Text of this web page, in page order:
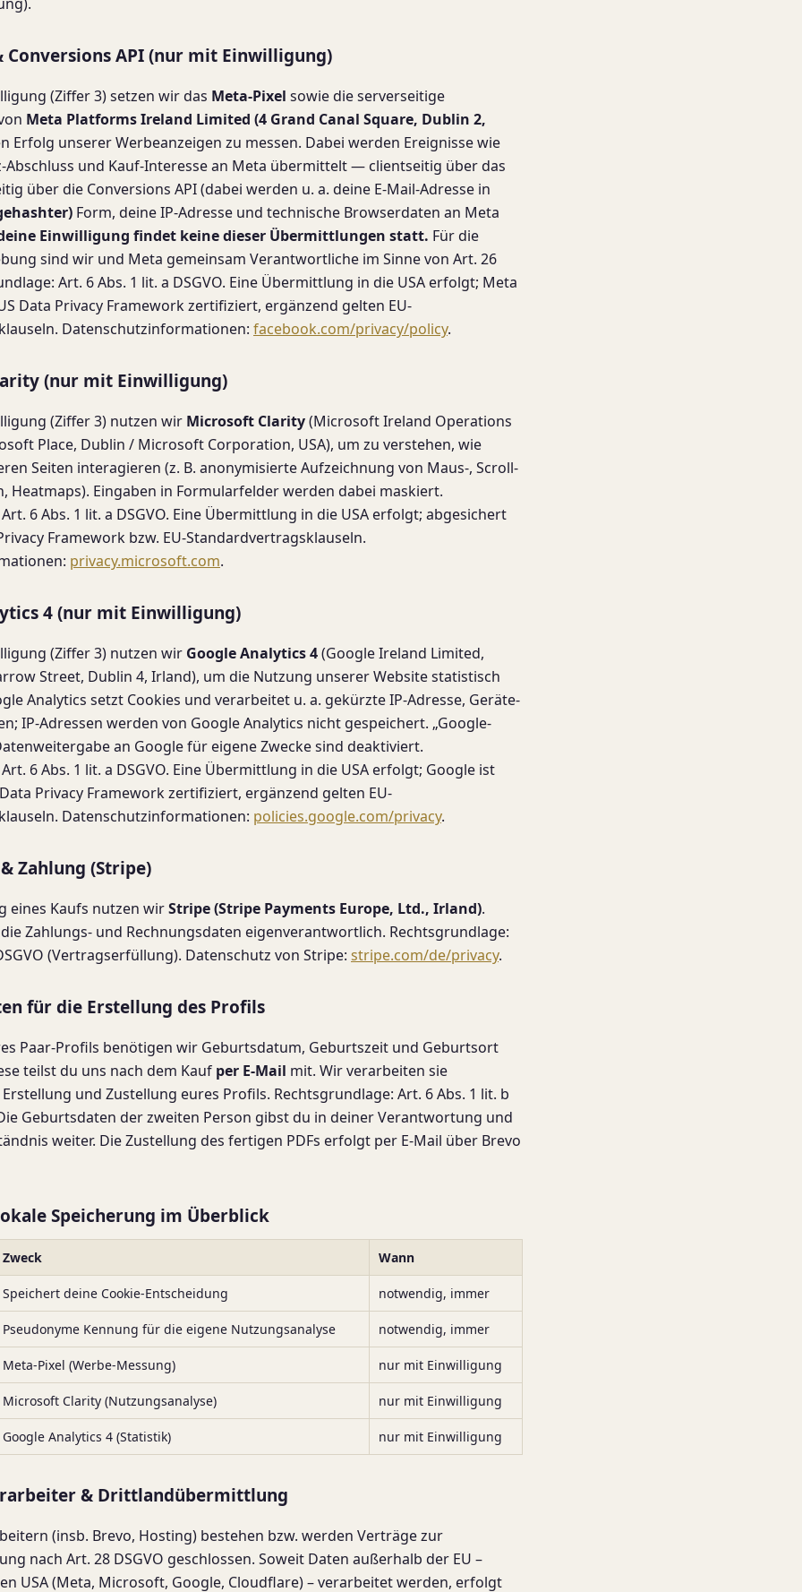
Conversions API (nur mit Einwilligung)
(Ziffer 3) setzen wir das Meta-Pixel sowie die serverseitige
Meta Platforms Ireland Limited (4 Grand Canal Square, Dublin 2,
Erfolg unserer Werbeanzeigen zu messen. Dabei werden Ereignisse wie
Abschluss und Kauf-Interesse an Meta übermittelt — clientseitig über das
über die Conversions API (dabei werden u. a. deine E-Mail-Adresse in
Form, deine IP-Adresse und technische Browserdaten an Meta
Einwilligung findet keine dieser Übermittlungen statt. Für die
sind wir und Meta gemeinsam Verantwortliche im Sinne von Art. 26
Art. 6 Abs. 1 lit. a DSGVO. Eine Übermittlung in die USA erfolgt; Meta
Data Privacy Framework zertifiziert, ergänzend gelten EU-
Datenschutzinformationen: facebook.com/privacy/policy.
(nur mit Einwilligung)
(Ziffer 3) nutzen wir Microsoft Clarity(Microsoft Ireland Operations
Place, Dublin / Microsoft Corporation, USA), um zu verstehen, wie
Seiten interagieren (z. B. anonymisierte Aufzeichnung von Maus-, Scroll-
Heatmaps). Eingaben in Formularfelder werden dabei maskiert.
6 Abs. 1 lit. a DSGVO. Eine Übermittlung in die USA erfolgt; abgesichert
Framework bzw. EU-Standardvertragsklauseln.
privacy.microsoft.com.
4 (nur mit Einwilligung)
(Ziffer 3) nutzen wir Google Analytics 4(Google Ireland Limited,
Street, Dublin 4, Irland), um die Nutzung unserer Website statistisch
Analytics setzt Cookies und verarbeitet u. a. gekürzte IP-Adresse, Geräte-
IP-Adressen werden von Google Analytics nicht gespeichert. „Google-
an Google für eigene Zwecke sind deaktiviert.
6 Abs. 1 lit. a DSGVO. Eine Übermittlung in die USA erfolgt; Google ist
Privacy Framework zertifiziert, ergänzend gelten EU-
Datenschutzinformationen: policies.google.com/privacy.
Zahlung (Stripe)
eines Kaufs nutzen wirStripe (Stripe Payments Europe, Ltd., Irland).
Zahlungs- und Rechnungsdaten eigenverantwortlich. Rechtsgrundlage:
(Vertragserfüllung). Datenschutz von Stripe: stripe.com/de/privacy.
für die Erstellung des Profils
Paar-Profils benötigen wir Geburtsdatum, Geburtszeit und Geburtsort
teilst du uns nach dem Kauf per E-Mail mit. Wir verarbeiten sie
und Zustellung eures Profils. Rechtsgrundlage: Art. 6 Abs. 1 lit. b
Geburtsdaten der zweiten Person gibst du in deiner Verantwortung und
weiter. Die Zustellung des fertigen PDFs erfolgt per E-Mail über Brevo
Speicherung im Überblick
Zweck Wann
Speichert deine Cookie-Entscheidung notwendig, immer
Pseudonyme Kennung für die eigene Nutzungsanalyse notwendig, immer
Meta-Pixel (Werbe-Messung) nur mit Einwilligung
Microsoft Clarity (Nutzungsanalyse) nur mit Einwilligung
Google Analytics 4 (Statistik) nur mit Einwilligung
& Drittlandübermittlung
(insb. Brevo, Hosting) bestehen bzw. werden Verträge zur
nach Art. 28 DSGVO geschlossen. Soweit Daten außerhalb der EU –
USA (Meta, Microsoft, Google, Cloudflare) – verarbeitet werden, erfolgt